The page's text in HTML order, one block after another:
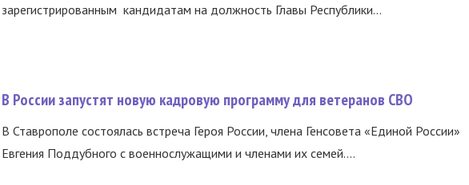
зарегистрированным кандидатам на должность Главы Республики...
В России запустят новую кадровую программу для ветеранов СВО
В Ставрополе состоялась встреча Героя России, члена Генсовета «Единой России»
Евгения Поддубного с военнослужащими и членами их семей....